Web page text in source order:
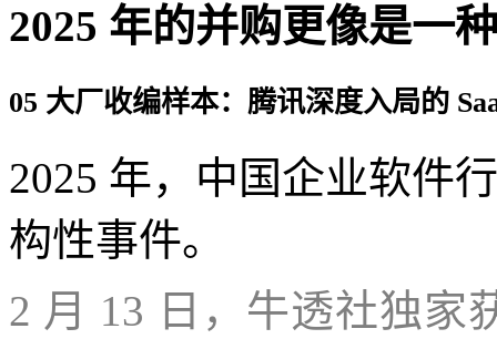
2025 年的并购更像是一
05 大厂收编样本：腾讯深度入局的
2025 年，中国企业软件
构性事件。
2 月 13 日，牛透社独家